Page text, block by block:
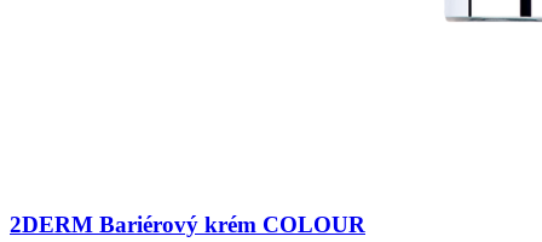
2DERM Bariérový krém COLOUR